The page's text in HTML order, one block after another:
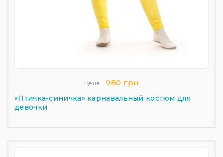
Цена 980 грн
«Птичка-синичка» карнавальный костюм для
девочки